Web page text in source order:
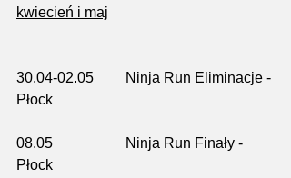
kwiecień i maj
30.04-02.05	Ninja Run Eliminacje -
Płock
08.05		Ninja Run Finały -
Płock